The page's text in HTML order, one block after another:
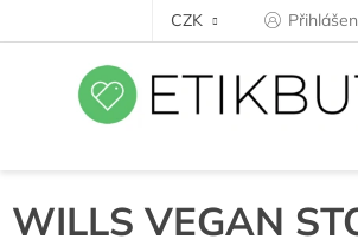
CZK
WILLS VEGAN